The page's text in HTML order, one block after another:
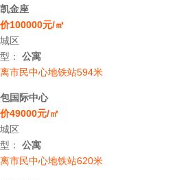
金座
100000元/㎡
城区
： 公寓
市民中心地铁站594米
国际中心
49000元/㎡
城区
： 公寓
市民中心地铁站620米